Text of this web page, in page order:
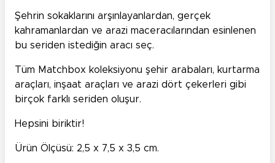
Şehrin sokaklarını arşınlayanlardan, gerçek
kahramanlardan ve arazi maceracılarından esinlenen
bu seriden istediğin aracı seç.
Tüm Matchbox koleksiyonu şehir arabaları, kurtarma
araçları, inşaat araçları ve arazi dört çekerleri gibi
birçok farklı seriden oluşur.
Hepsini biriktir!
Ürün Ölçüsü: 2,5 x 7,5 x 3,5 cm.